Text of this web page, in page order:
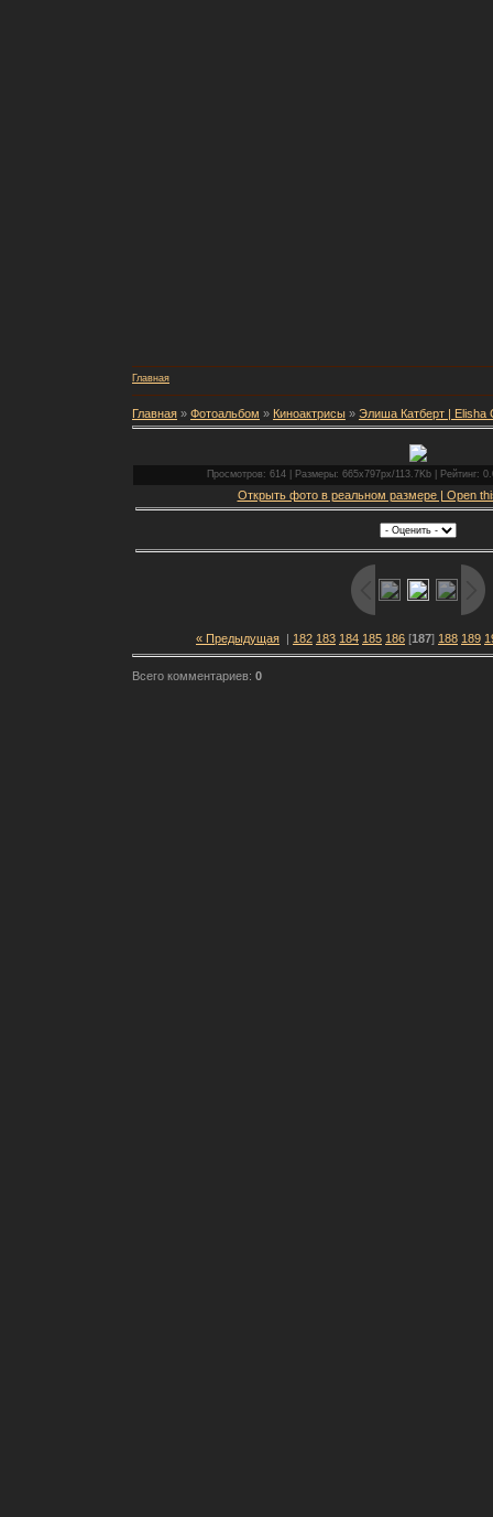
Главная
Главная » Фотоальбом » Киноактрисы » Элиша Катберт | Elisha
Просмотров: 614 | Размеры: 665x797px/113.7Kb | Рейтинг:
Открыть фото в реальном размере | Open
« Предыдущая | 182 183 184 185 186 [187] 188 189
Всего комментариев: 0